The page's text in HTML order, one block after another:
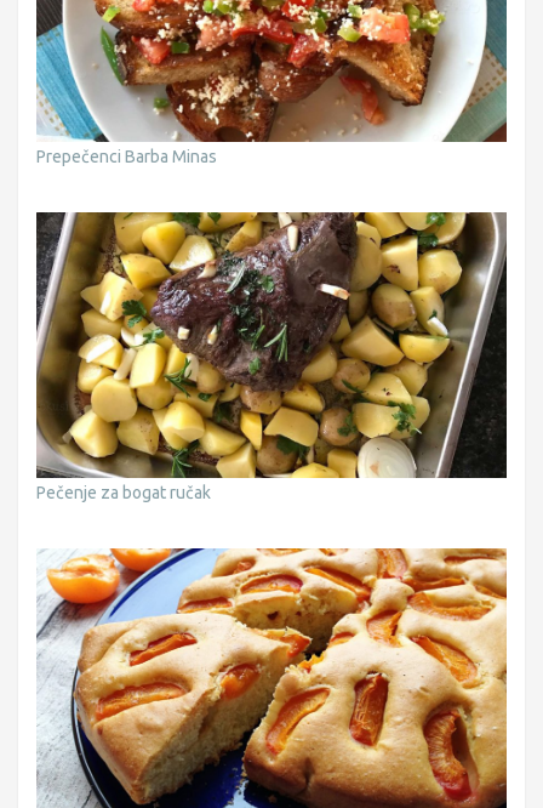
Prepečenci Barba Minas
Pečenje za bogat ručak